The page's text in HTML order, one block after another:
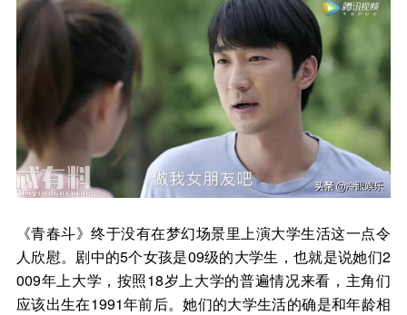
《青春斗》终于没有在梦幻场景里上演大学生活这一点令
人欣慰。剧中的5个女孩是09级的大学生，也就是说她们2
009年上大学，按照18岁上大学的普遍情况来看，主角们
应该出生在1991年前后。她们的大学生活的确是和年龄相